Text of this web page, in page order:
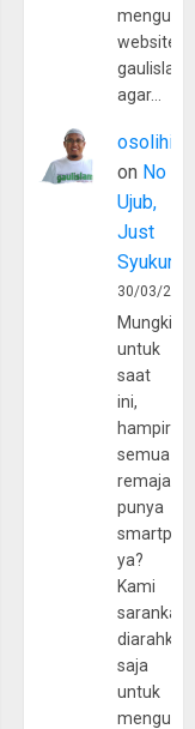
website
agar…
osolihin
on No
Ujub,
Just
Syukur
30/03/
Mungkin
untuk
saat
ini,
hampir
semua
remaja
punya
ya?
Kami
sarankan,
diarahkan
saja
untuk